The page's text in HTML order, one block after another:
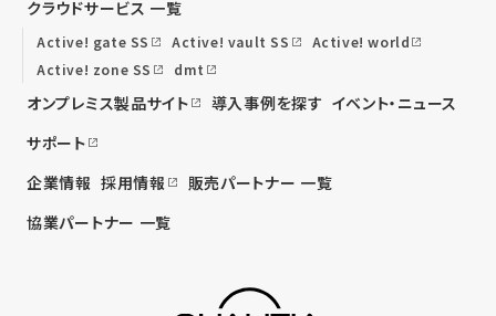
クラウドサービス 一覧
Active! gate SS Active! vault SS
Active! world
Active! zone SS
dmt
オンプレミス製品サイト 導入事例を探す イベント・ニュース
サポート
企業情報 採用情報
販売パートナー 一覧
協業パートナー 一覧